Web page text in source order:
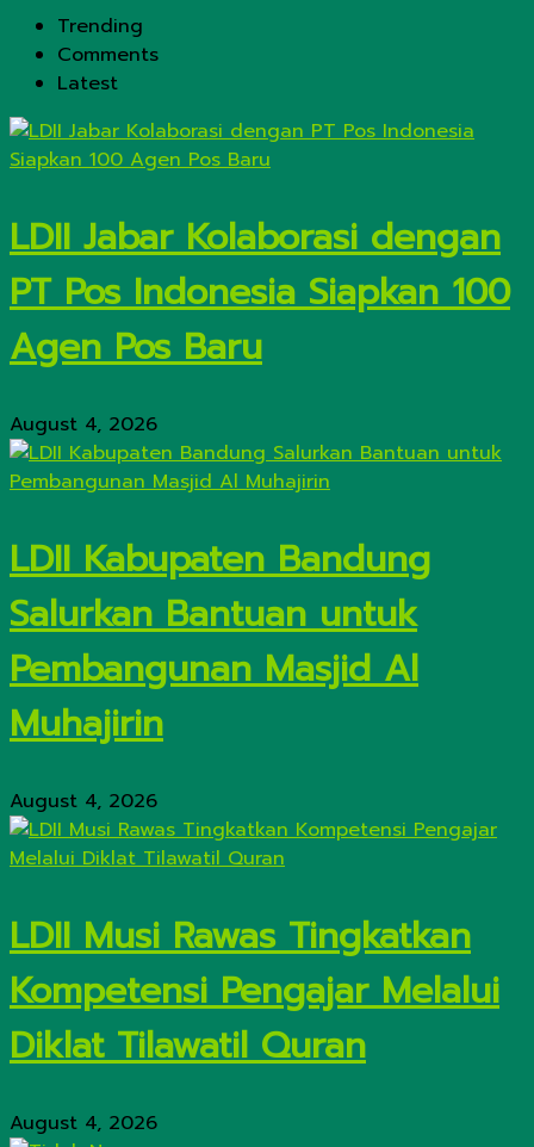
Trending
Comments
Latest
LDII Jabar Kolaborasi dengan
PT Pos Indonesia Siapkan 100
Agen Pos Baru
August 4, 2026
LDII Kabupaten Bandung
Salurkan Bantuan untuk
Pembangunan Masjid Al
Muhajirin
August 4, 2026
LDII Musi Rawas Tingkatkan
Kompetensi Pengajar Melalui
Diklat Tilawatil Quran
August 4, 2026